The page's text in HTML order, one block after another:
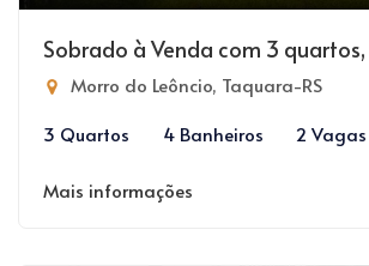
Sobrado à Venda com 3 quartos,
Morro do Leôncio, Taquara-RS
3 Quartos
4 Banheiros 2 Vagas
Mais informações